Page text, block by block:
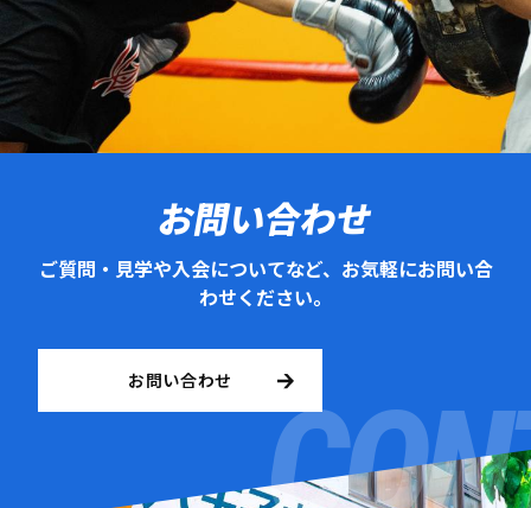
お問い合わせ
ご質問・見学や入会についてなど、お気軽にお問い合
わせください。
お問い合わせ